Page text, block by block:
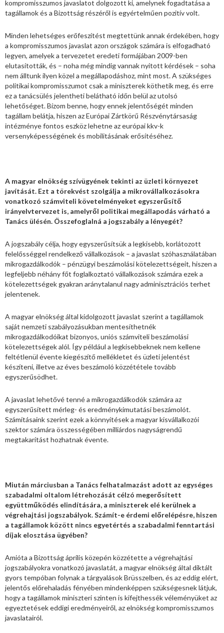
kompromisszumos javaslatot dolgozott ki, amelynek fogadtatása a
tagállamok és a Bizottság részéről is egyértelműen pozitív volt.
Minden lehetséges erőfeszítést megtettünk annak érdekében, hogy
a kompromisszumos javaslat azon országok számára is elfogadható
legyen, amelyek a tervezetet eredeti formájában 2009-ben
elutasították, és – noha még mindig vannak nyitott kérdések – soha
nem álltunk ilyen közel a megállapodáshoz, mint most. A szükséges
politikai kompromisszumot csak a miniszterek köthetik meg, és erre
ez a tanácsülés jelentheti belátható időn belül az utolsó
lehetőséget. Bízom benne, hogy ennek jelentőségét minden
tagállam belátja, hiszen az Európai Zártkörű Részvénytársaság
intézménye fontos eszköz lehetne az európai kkv-k
versenyképességének és mobilitásának erősítéséhez.
A magyar elnökség szívügyének tekinti az üzleti környezet
javítását. Ezt a törekvést szolgálja a mikrovállalkozásokra
vonatkozó számviteli követelményeket egyszerűsítő
irányelvtervezet is, amelyről politikai megállapodás várható a
Tanács ülésén. Összefoglalná a jogszabály a lényegét?
A jogszabály célja, hogy egyszerűsítsük a legkisebb, korlátozott
felelősséggel rendelkező vállalkozások – a javaslat szóhasználatában
mikrogazdálkodók – pénzügyi beszámolási kötelezettségeit, hiszen a
legfeljebb néhány főt foglalkoztató vállalkozások számára ezek a
kötelezettségek gyakran aránytalanul nagy adminisztrációs terhet
jelentenek.
A magyar elnökség által kidolgozott javaslat szerint a tagállamok
saját nemzeti szabályozásukban mentesíthetnék
mikrogazdálkodóikat bizonyos, uniós számviteli beszámolási
kötelezettségek alól. Így például a legkisebbeknek nem kellene
feltétlenül évente kiegészítő mellékletet és üzleti jelentést
készíteni, illetve az éves beszámoló közzététele tovább
egyszerűsödhet.
A javaslat lehetővé tenné a mikrogazdálkodók számára az
egyszerűsített mérleg- és eredménykimutatási beszámolót.
Számításaink szerint ezek a könnyítések a magyar kisvállalkozói
szektor számára összességében milliárdos nagyságrendű
megtakarítást hozhatnak évente.
Miután márciusban a Tanács felhatalmazást adott az egységes
szabadalmi oltalom létrehozását célzó megerősített
együttműködés elindítására, a miniszterek elé kerülnek a
végrehajtási jogszabályok. Számít-e érdemi előrelépésre, hiszen
a tagállamok között nincs egyetértés a szabadalmi fenntartási
díjak elosztása ügyében?
Amióta a Bizottság április közepén közzétette a végrehajtási
jogszabályokra vonatkozó javaslatát, a magyar elnökség által diktált
gyors tempóban folynak a tárgyalások Brüsszelben, és az eddig elért,
jelentős előrehaladás fényében mindenképpen szükségesnek látjuk,
hogy a tagállamok miniszteri szinten is kifejthessék véleményüket az
egyeztetések eddigi eredményeiről, az elnökség kompromisszumos
javaslatairól.